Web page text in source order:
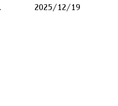
2025/12/19